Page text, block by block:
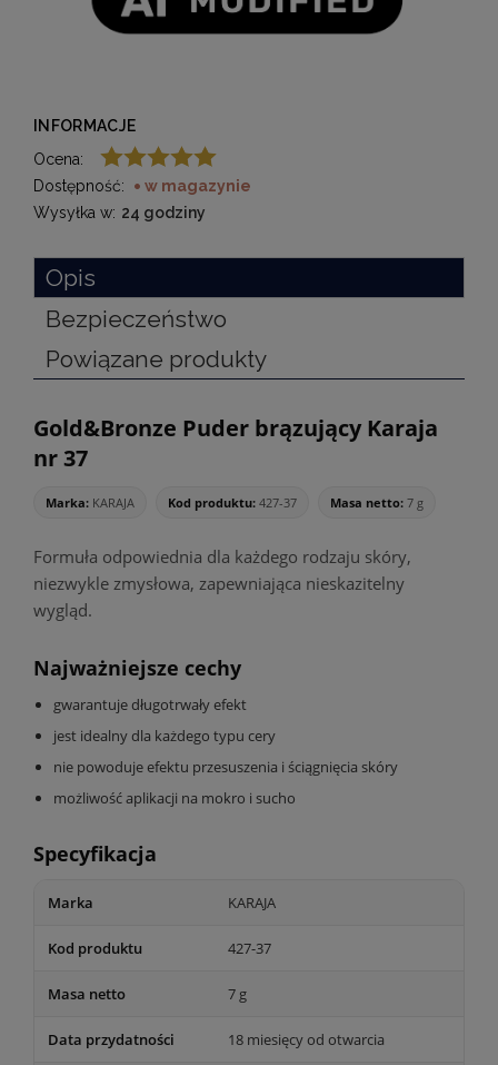
INFORMACJE
Ocena:
Dostępność:
w magazynie
Wysyłka w: 24 godziny
Opis
Bezpieczeństwo
Powiązane produkty
Gold&Bronze Puder brązujący Karaja
nr 37
Marka: KARAJA Kod produktu: 427-37 Masa netto: 7 g
Formuła odpowiednia dla każdego rodzaju skóry,
niezwykle zmysłowa, zapewniająca nieskazitelny
wygląd.
Najważniejsze cechy
gwarantuje długotrwały efekt
jest idealny dla każdego typu cery
nie powoduje efektu przesuszenia i ściągnięcia skóry
możliwość aplikacji na mokro i sucho
Specyfikacja
Marka KARAJA
Kod produktu 427-37
Masa netto 7 g
Data przydatności 18 miesięcy od otwarcia